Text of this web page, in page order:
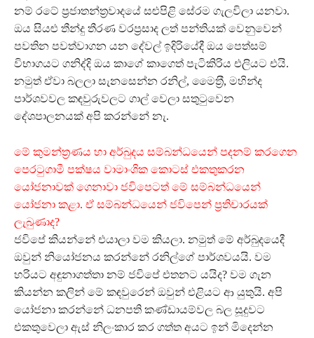
නම් රටේ ප‍්‍රජාතන්ත‍්‍රවාදයේ සළුපිළි සේරම ගැලවිලා යනවා.
ඔය සියළු තීන්දු තීරණ වරප‍්‍රසාද ලත් පන්තියක් වෙනුවෙන්
පවතින පවත්වාගන යන දේවල් ඉදිරියේදී ඔය පෙත්සම්
විභාගයට ගනිද්දි ඔය කාගේ කාගෙත් පැටිකිරිය එලියට එයි.
නමුත් ඒවා බලලා සැනසෙන්න රනිල්, මෛත‍්‍රී, මහින්ද
පාර්ශවවල කඳවුරුවලට ගාල් වෙලා සතුටුවෙන
දේශපාලනයක් අපි කරන්නේ නැ.
මේ කුමන්ත‍්‍රණය හා අර්බුදය සම්බන්ධයෙන් පදනම් කරගෙන
පෙරටුගාමී පක්ෂය වාමාංශික කොටස් එකතුකරන
යෝජනාවක් ගෙනාවා ජවිපෙටත් මේ සම්බන්ධයෙන්
යෝජනා කළා. ඒ සම්බන්ධයෙන් ජවිපෙන් ප‍්‍රතිචාරයක්
ලැබුණාද?
ජවිපේ කියන්නේ එයාලා වම කියලා. නමුත් මේ අර්බුදයෙදී
ඔවුන් නියෝජනය කරන්නේ රනිල්ගේ පාර්ශවයයි. වම
හරියට අඳුනාගත්තා නම් ජවිපේ එතනට යයිද? වම ගැන
කියන්න කලින් මේ කඳවුරෙන් ඔවුන් එළියට ආ යුතුයි. අපි
යෝජනා කරන්නේ ධනපති කණ්ඩායම්වල බල සූදුවට
එකතුවෙලා ඇස් නිලංකාර කර ගත්ත අයට ඉන් මිදෙන්න